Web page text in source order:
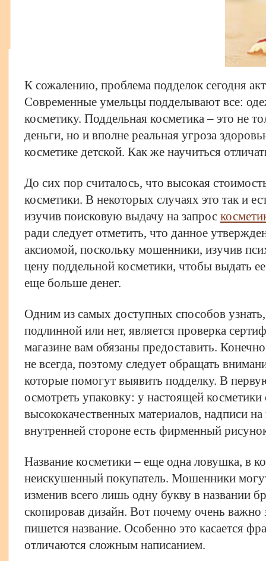
К сожалению, проблема подделок сегодня
Современные умельцы подделывают все:
косметику. Поддельная косметика – это не
деньги, но и вполне реальная угроза
косметике детской. Как же научиться
До сих пор считалось, что высокая
косметики. В некоторых случаях это так и
изучив поисковую выдачу на запрос
ради следует отметить, что данное
аксиомой, поскольку мошенники, изучив
цену поддельной косметики, чтобы выдать
еще больше денег.
Одним из самых доступных способов узнать,
подлинной или нет, является проверка
магазине вам обязаны предоставить.
не всегда, поэтому следует обращать
которые помогут выявить подделку. В
осмотреть упаковку: у настоящей косметики
высококачественных материалов, надписи
внутренней стороне есть фирменный
Название косметики – еще одна ловушка, в
неискушенный покупатель. Мошенники
изменив всего лишь одну букву в названии
скопировав дизайн. Вот почему очень важно
пишется название. Особенно это касается
отличаются сложным написанием.